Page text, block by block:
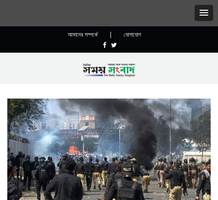
আমাদের সম্পর্কে | যোগাযোগ